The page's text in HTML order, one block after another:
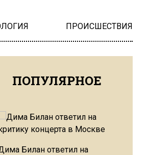
ПРОИСШЕСТВИЯ
ПОПУЛЯРНОЕ
Билан ответил на